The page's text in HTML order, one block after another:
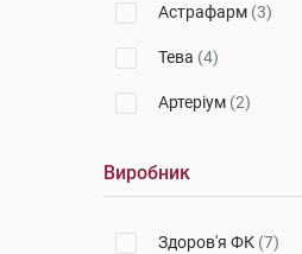
Астрафарм (3)
Тева (4)
Артеріум (2)
Виробник
Здоров'я ФК (7)